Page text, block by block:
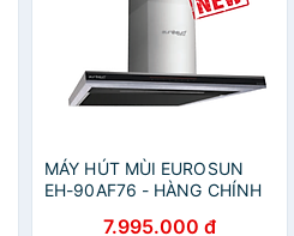
MÁY HÚT MÙI EUROSUN
EH-90AF76 - HÀNG CHÍNH
7.995.000 đ